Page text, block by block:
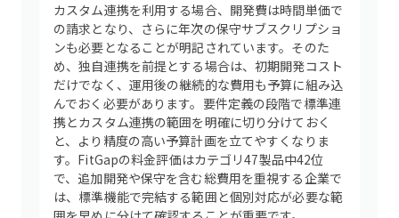
カスタム連携を利用する場合、開発費は時間単価で
の請求となり、さらに年次の保守サブスクリプショ
ンも必要となることが明記されています。そのた
め、独自連携を前提とする場合は、初期開発コスト
だけでなく、運用後の継続的な費用も予算に組み込
んでおく必要があります。要件定義の段階で標準連
携とカスタム連携の範囲を明確に切り分けておく
と、より精度の高い予算計画を立てやすくなりま
す。FitGapの料金評価はカテゴリ47製品中42位
で、追加開発や保守を含む総費用を重視する企業で
は、標準機能で完結する範囲と個別対応が必要な範